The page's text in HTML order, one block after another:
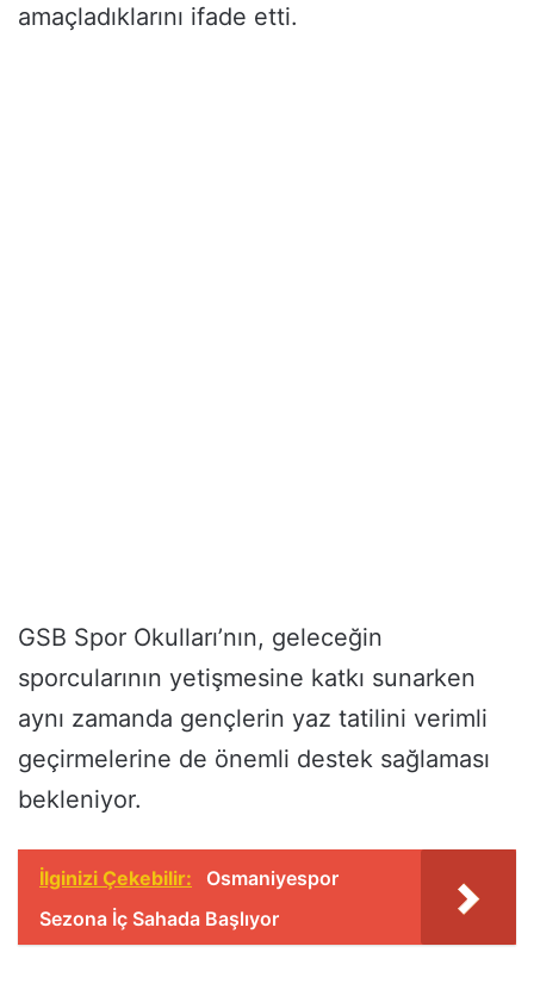
amaçladıklarını ifade etti.
GSB Spor Okulları’nın, geleceğin
sporcularının yetişmesine katkı sunarken
aynı zamanda gençlerin yaz tatilini verimli
geçirmelerine de önemli destek sağlaması
bekleniyor.
İlginizi Çekebilir:
Osmaniyespor
Sezona İç Sahada Başlıyor